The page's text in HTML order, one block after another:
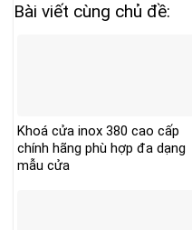
Bài viết cùng chủ đề:
Khoá cửa inox 380 cao cấp
chính hãng phù hợp đa dạng
mẫu cửa